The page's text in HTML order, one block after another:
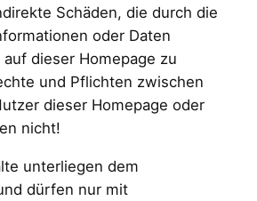
Schäden, die durch die
oder Daten
dieser Homepage zu
und Pflichten zwischen
dieser Homepage oder
nicht!
unterliegen dem
dürfen nur mit